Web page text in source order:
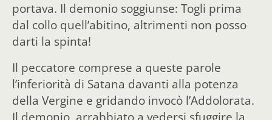
portava. Il demonio soggiunse: Togli prima
dal collo quell’abitino, altrimenti non posso
darti la spinta!
Il peccatore comprese a queste parole
l’inferiorità di Satana davanti alla potenza
della Vergine e gridando invocò l’Addolorata.
Il demonio, arrabbiato a vedersi sfuggire la